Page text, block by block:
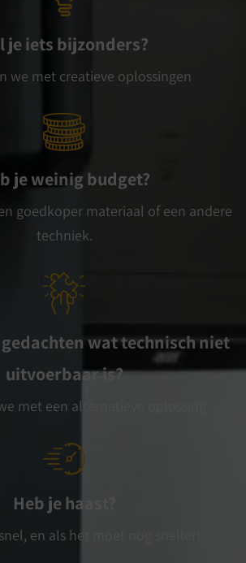
je iets bijzonders?
we met creatieve oplossingen
je weinig budget?
goedkoper materiaal of een andere
techniek.
wat technisch niet
uitvoerbaar is?
met een alternatieve oplossing
Heb je haast?
en als het moet nog sneller!